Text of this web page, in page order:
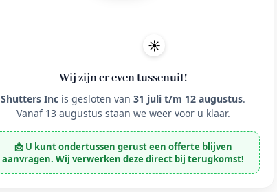
☀️
Wij zijn er even tussenuit!
Shutters Inc is gesloten van 31 juli t/m 12 augustus.
Vanaf 13 augustus staan we weer voor u klaar.
📩 U kunt ondertussen gerust een offerte blijven
aanvragen. Wij verwerken deze direct bij terugkomst!